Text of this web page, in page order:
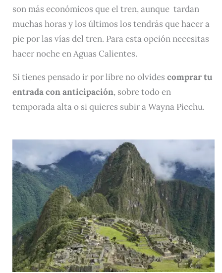
son más económicos que el tren, aunque tardan
muchas horas y los últimos los tendrás que hacer a
pie por las vías del tren. Para esta opción necesitas
hacer noche en Aguas Calientes.
Si tienes pensado ir por libre no olvides comprar tu
entrada con anticipación, sobre todo en
temporada alta o si quieres subir a Wayna Picchu.